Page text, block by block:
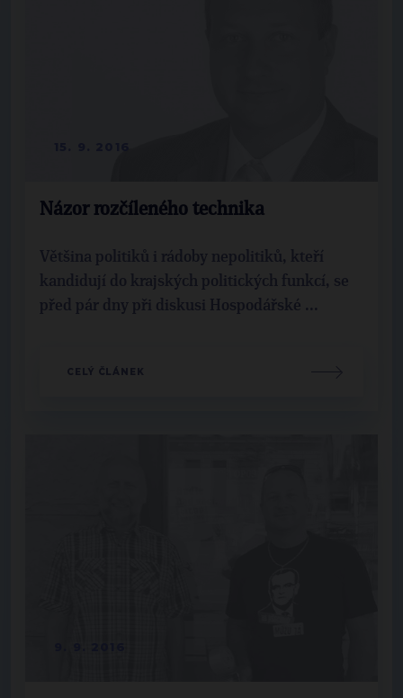
Názor rozčíleného technika
Většina politiků i rádoby nepolitiků, kteří
kandidují do krajských politických funkcí, se
před pár dny při diskusi Hospodářské ...
CELÝ ČLÁNEK